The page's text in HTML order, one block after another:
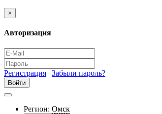
×
Авторизация
Регистрация | Забыли пароль?
Регион: Омск